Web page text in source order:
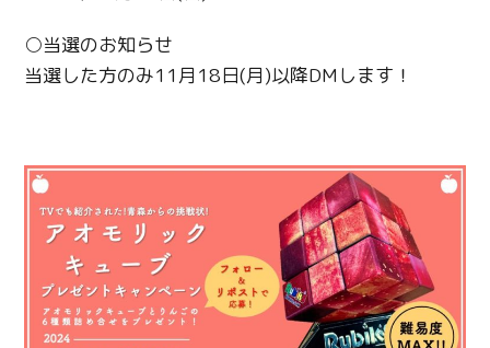
○当選のお知らせ
当選した方のみ11月18日(月)以降DMします！